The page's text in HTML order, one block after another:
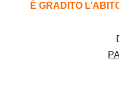
È GRADITO